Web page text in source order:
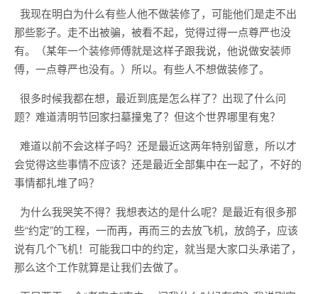
我现在明白为什么有些人他不做装修了，可能他们是走不出
那些影子。走不出被骗，被看不起，觉得过得一点尊严也没
有。（某年一个装修师傅就是这样子跟我说，他说做安装师
傅，一点尊严也没有。）所以。有些人不想做装修了。
很多时候我都在想，最近到底是怎么样了？出现了什么问
题？难道清明节回家扫墓撞鬼了？但这个世界哪里有鬼？
难道以前不会这样子吗？还是最近这两年特别留意，所以才
会觉得这些事情不应该？还是最近全部集中在一起了，不好的
事情都扎堆了吗？
为什么我哭笑不得？我想表达的是什么呢？是最近有很多那
些“约定”的工程，一而再，再而三的去放飞机，放鸽子，应该
说有几个飞机！可能我口中的约定，就当是大家口头承诺了，
那么这个工作就算是让我们去做了。